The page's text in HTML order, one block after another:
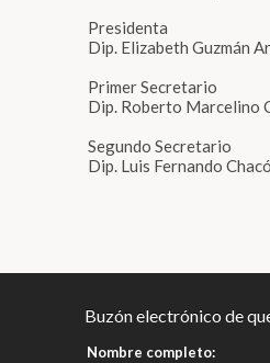
Presidenta
Dip. Elizabeth Guzmán
Primer Secretario
Dip. Roberto Marcelino
Segundo Secretario
Dip. Luis Fernando
Buzón electrónico de
Nombre completo: